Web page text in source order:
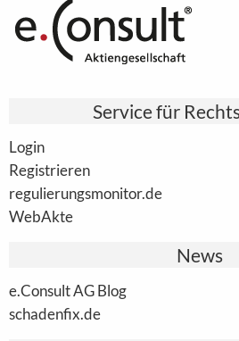
Service für
Login
Registrieren
regulierungsmonitor.de
WebAkte
News
e.Consult AG Blog
schadenfix.de